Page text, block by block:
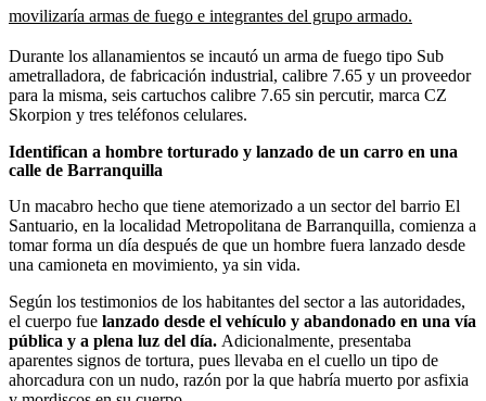
movilizaría armas de fuego e integrantes del grupo armado.
Durante los allanamientos se incautó un arma de fuego tipo Sub
ametralladora, de fabricación industrial, calibre 7.65 y un proveedor
para la misma, seis cartuchos calibre 7.65 sin percutir, marca CZ
Skorpion y tres teléfonos celulares.
Identifican a hombre torturado y lanzado de un carro en una
calle de Barranquilla
Un macabro hecho que tiene atemorizado a un sector del barrio El
Santuario, en la localidad Metropolitana de Barranquilla, comienza a
tomar forma un día después de que un hombre fuera lanzado desde
una camioneta en movimiento, ya sin vida.
Según los testimonios de los habitantes del sector a las autoridades,
el cuerpo fue lanzado desde el vehículo y abandonado en una vía
pública y a plena luz del día. Adicionalmente, presentaba
aparentes signos de tortura, pues llevaba en el cuello un tipo de
ahorcadura con un nudo, razón por la que habría muerto por asfixia